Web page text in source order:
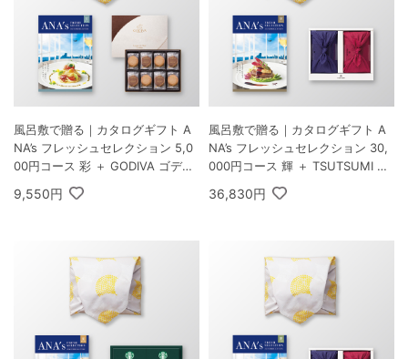
風呂敷で贈る｜カタログギフト A
NA’s フレッシュセレクション 5,0
00円コース 彩 ＋ GODIVA ゴディ
バ ラングドシャクッキーアソート
メント 30枚入
9,550円
風呂敷で贈る｜カタログギフト A
NA’s フレッシュセレクション 30,
000円コース 輝 ＋ TSUTSUMI 瑞
36,830円